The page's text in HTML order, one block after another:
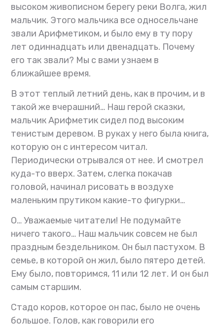
высоком живописном берегу реки Волга, жил
мальчик. Этого мальчика все односельчане
звали Арифметиком, и было ему в ту пору
лет одиннадцать или двенадцать. Почему
его так звали? Мы с вами узнаем в
ближайшее время.
В этот теплый летний день, как в прочим, и в
такой же вчерашний… Наш герой сказки,
мальчик Арифметик сидел под высоким
тенистым деревом. В руках у него была книга,
которую он с интересом читал.
Периодически отрывался от нее. И смотрел
куда-то вверх. Затем, слегка покачав
головой, начинал рисовать в воздухе
маленьким прутиком какие-то фигурки…
О… Уважаемые читатели! Не подумайте
ничего такого… Наш мальчик совсем не был
праздным бездельником. Он был пастухом. В
семье, в которой он жил, было пятеро детей.
Ему было, повторимся, 11 или 12 лет. И он был
самым старшим.
Стадо коров, которое он пас, было не очень
большое. Голов, как говорили его